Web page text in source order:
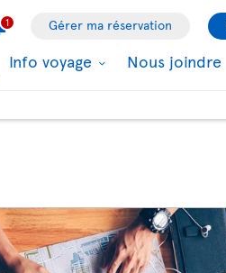
1 Gérer ma réservation
Info voyage Nous joindre